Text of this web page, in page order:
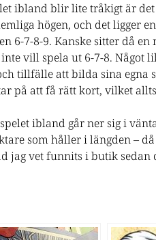
ibland blir lite tråkigt är
högen, och det ligger
6-7-8-9. Kanske sitter då
vill spela ut 6-7-8. Något
tillfälle att bilda sina egna
på att få rätt kort, vilket
ibland går ner sig i
som håller i längden –
jag vet funnits i butik sedan